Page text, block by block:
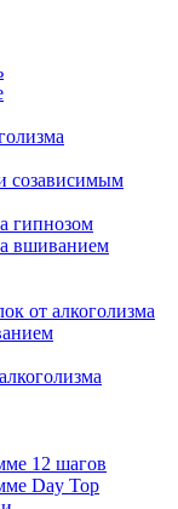
созависимым
гипнозом
вшиванием
от алкоголизма
12 шагов
Day Top